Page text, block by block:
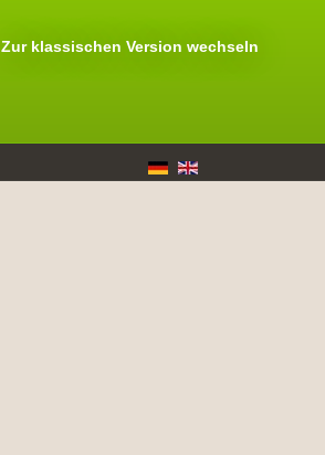
Zur klassischen Version wechseln